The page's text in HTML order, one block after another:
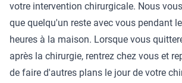
votre intervention chirurgicale. Nous
que quelqu'un reste avec vous pendant
heures à la maison. Lorsque vous
après la chirurgie, rentrez chez vous et
de faire d'autres plans le jour de votre